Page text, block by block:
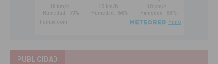
PUBLICIDAD